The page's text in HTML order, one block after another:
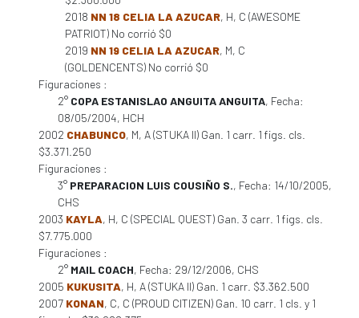
2018 NN 18 CELIA LA AZUCAR, H, C (AWESOME
PATRIOT) No corrió $0
2019 NN 19 CELIA LA AZUCAR, M, C
(GOLDENCENTS) No corrió $0
Figuraciones :
2° COPA ESTANISLAO ANGUITA ANGUITA, Fecha:
08/05/2004, HCH
2002 CHABUNCO, M, A (STUKA II) Gan. 1 carr. 1 figs. cls.
$3.371.250
Figuraciones :
3° PREPARACION LUIS COUSIÑO S., Fecha: 14/10/2005,
CHS
2003 KAYLA, H, C (SPECIAL QUEST) Gan. 3 carr. 1 figs. cls.
$7.775.000
Figuraciones :
2° MAIL COACH, Fecha: 29/12/2006, CHS
2005 KUKUSITA, H, A (STUKA II) Gan. 1 carr. $3.362.500
2007 KONAN, C, C (PROUD CITIZEN) Gan. 10 carr. 1 cls. y 1